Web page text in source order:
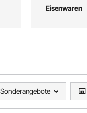
Eisenwaren
Sonderangebote